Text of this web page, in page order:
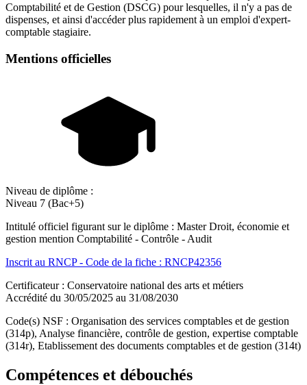
Comptabilité et de Gestion (DSCG) pour lesquelles, il n'y a pas de
dispenses, et ainsi d'accéder plus rapidement à un emploi d'expert-
comptable stagiaire.
Mentions officielles
Niveau de diplôme :
Niveau 7 (Bac+5)
Intitulé officiel figurant sur le diplôme : Master Droit, économie et
gestion mention Comptabilité - Contrôle - Audit
Inscrit au RNCP - Code de la fiche : RNCP42356
Certificateur : Conservatoire national des arts et métiers
Accrédité du 30/05/2025 au 31/08/2030
Code(s) NSF : Organisation des services comptables et de gestion
(314p), Analyse financière, contrôle de gestion, expertise comptable
(314r), Etablissement des documents comptables et de gestion (314t)
Compétences et débouchés